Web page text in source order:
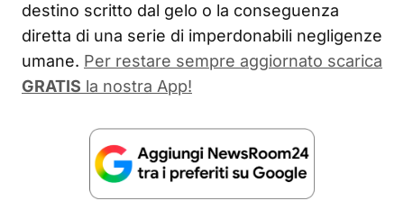
destino scritto dal gelo o la conseguenza
diretta di una serie di imperdonabili negligenze
umane. Per restare sempre aggiornato scarica
GRATIS la nostra App!